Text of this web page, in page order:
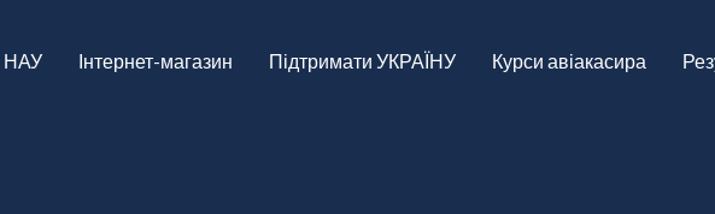
НАУ Інтернет-магазин Підтримати УКРАЇНУ Курси авіакасира